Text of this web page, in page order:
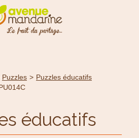
Puzzles
Puzzles éducatifs
éducatifs